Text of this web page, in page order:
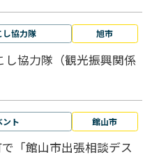
し協力隊 旭市
し協力隊（観光振興関係
ント 館山市
「館山市出張相談デス